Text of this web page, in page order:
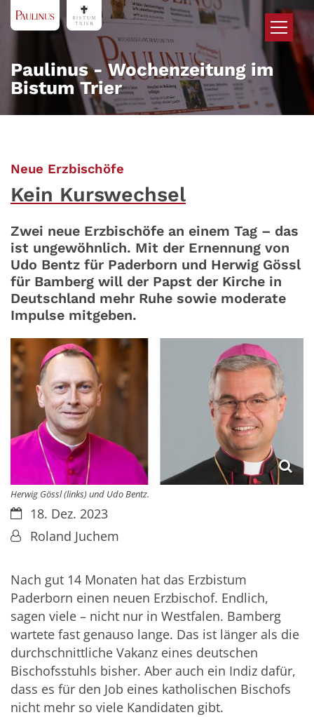
Zum Inhalt springen
Paulinus - Wochenzeitung im
Bistum Trier
Neue Erzbischöfe
Kein Kurswechsel
Zwei neue Erzbischöfe an einem Tag – das
ist ungewöhnlich. Mit der Ernennung von
Udo Bentz für Paderborn und Herwig Gössl
für Bamberg will der Papst der Kirche in
Deutschland mehr Ruhe sowie moderate
Impulse mitgeben.
Herwig Gössl (links) und Udo Bentz.
Datum:18. Dez. 2023
Von:Roland Juchem
Nach gut 14 Monaten hat das Erzbistum
Paderborn einen neuen Erzbischof. Endlich,
sagen viele – nicht nur in Westfalen. Bamberg
wartete fast genauso lange. Das ist länger als die
durchschnittliche Vakanz eines deutschen
Bischofsstuhls bisher. Aber auch ein Indiz dafür,
dass es für den Job eines katholischen Bischofs
nicht mehr so viele Kandidaten gibt.